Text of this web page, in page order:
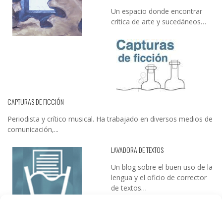
Un espacio donde encontrar
crítica de arte y sucedáneos…
CAPTURAS DE FICCIÓN
Periodista y crítico musical. Ha trabajado en diversos medios de
comunicación,...
LAVADORA DE TEXTOS
Un blog sobre el buen uso de la
lengua y el oficio de corrector
de textos…